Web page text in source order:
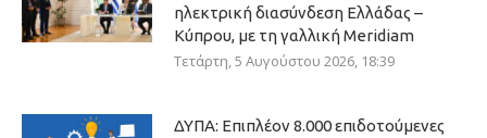
ηλεκτρική διασύνδεση Ελλάδας –
Κύπρου, με τη γαλλική Meridiam
Τετάρτη, 5 Αυγούστου 2026, 18:39
ΔΥΠΑ: Επιπλέον 8.000 επιδοτούμενες